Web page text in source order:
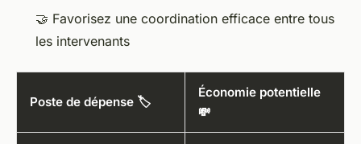
🤝 Favorisez une coordination efficace entre tous
les intervenants
Poste de dépense 🏷️
Économie potentielle
💸